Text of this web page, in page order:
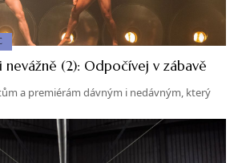
nevážně (2): Odpočívej v zábavě
a premiérám dávným i nedávným, který